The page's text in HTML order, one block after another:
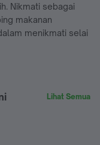
Nikmati sebagai
makanan
menikmati selai
Lihat Semua